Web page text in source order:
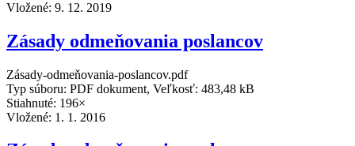
Vložené: 9. 12. 2019
Zásady odmeňovania poslancov
Zásady-odmeňovania-poslancov.pdf
Typ súboru: PDF dokument, Veľkosť: 483,48 kB
Stiahnuté: 196×
Vložené: 1. 1. 2016